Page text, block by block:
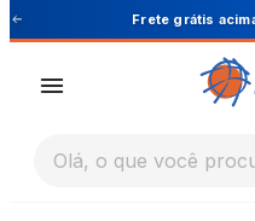
Cupom
Olá, o que você